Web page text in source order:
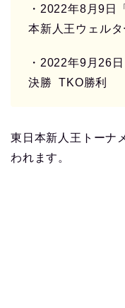
・2022年8月9日
本新人王ウェル
・2022年9月26
決勝 TKO勝利
東日本新人王トーナ
われます。